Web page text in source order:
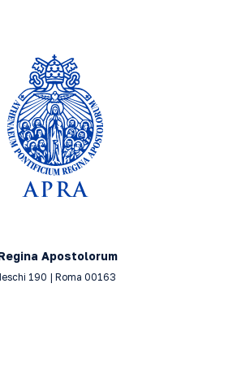
Apostolorum
190 | Roma 00163